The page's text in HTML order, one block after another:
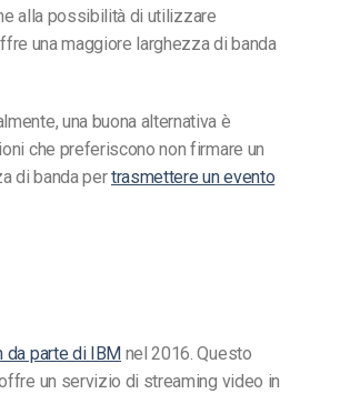
alla possibilità di utilizzare
una maggiore larghezza di banda
una buona alternativa è
che preferiscono non firmare un
di banda pertrasmettere un evento
da parte di IBM nel 2016. Questo
un servizio di streaming video in